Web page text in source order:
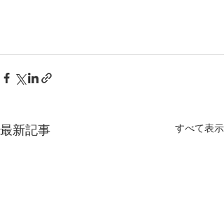
最新記事 すべて表示